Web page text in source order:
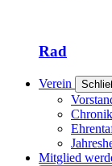
Rad
Verein
Chronik
Mitglied